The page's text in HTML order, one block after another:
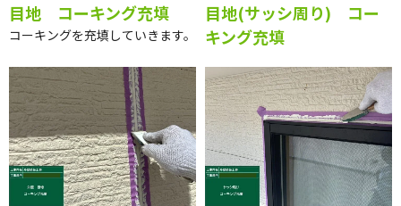
目地 コーキング充填
コーキングを充填していきます。
目地(サッシ周り) コー
キング充填